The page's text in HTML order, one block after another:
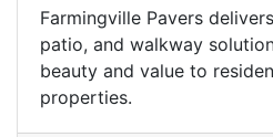
Farmingville Pavers
patio, and walkway
beauty and value to
properties.